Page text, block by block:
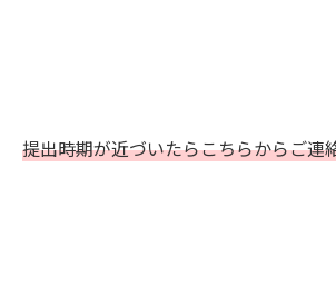
提出時期が近づいたらこちらからご連